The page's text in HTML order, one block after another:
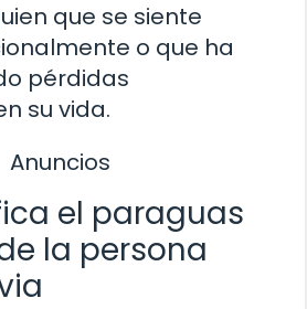
que se siente
o que ha
pérdidas
su vida.
Anuncios
el paraguas
la persona